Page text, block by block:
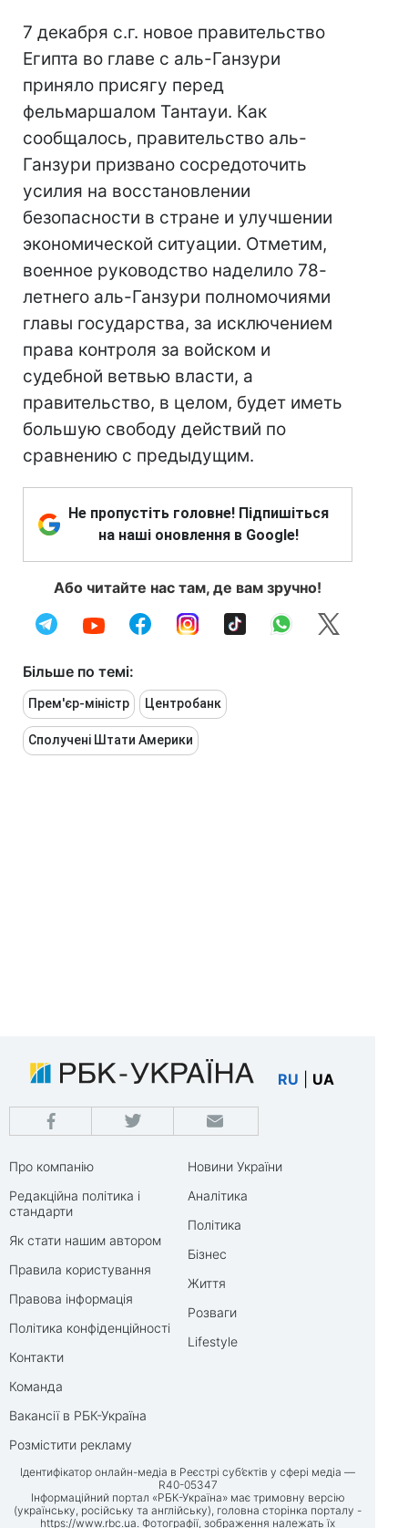
7 декабря с.г. новое правительство
Египта во главе с аль-Ганзури
приняло присягу перед
фельмаршалом Тантауи. Как
сообщалось, правительство аль-
Ганзури призвано сосредоточить
усилия на восстановлении
безопасности в стране и улучшении
экономической ситуации. Отметим,
военное руководство наделило 78-
летнего аль-Ганзури полномочиями
главы государства, за исключением
права контроля за войском и
судебной ветвью власти, а
правительство, в целом, будет иметь
большую свободу действий по
сравнению с предыдущим.
Не пропустіть головне! Підпишіться
на наші оновлення в Google!
Або читайте нас там, де вам зручно!
Більше по темі:
Прем'єр-міністр Центробанк
Сполучені Штати Америки
RU UA
Про компанію
Редакційна політика і
стандарти
Як стати нашим автором
Правила користування
Правова інформація
Політика конфіденційності
Контакти
Команда
Вакансії в РБК-Україна
Розмістити рекламу
Новини України
Аналітика
Політика
Бізнес
Життя
Розваги
Lifestyle
Ідентифікатор онлайн-медіа в Реєстрі суб’єктів у сфері медіа —
R40-05347
Інформаційний портал «РБК-Україна» має тримовну версію
(українську, російську та англійську), головна сторінка порталу -
https://www.rbc.ua. Фотографії, зображення належать їх